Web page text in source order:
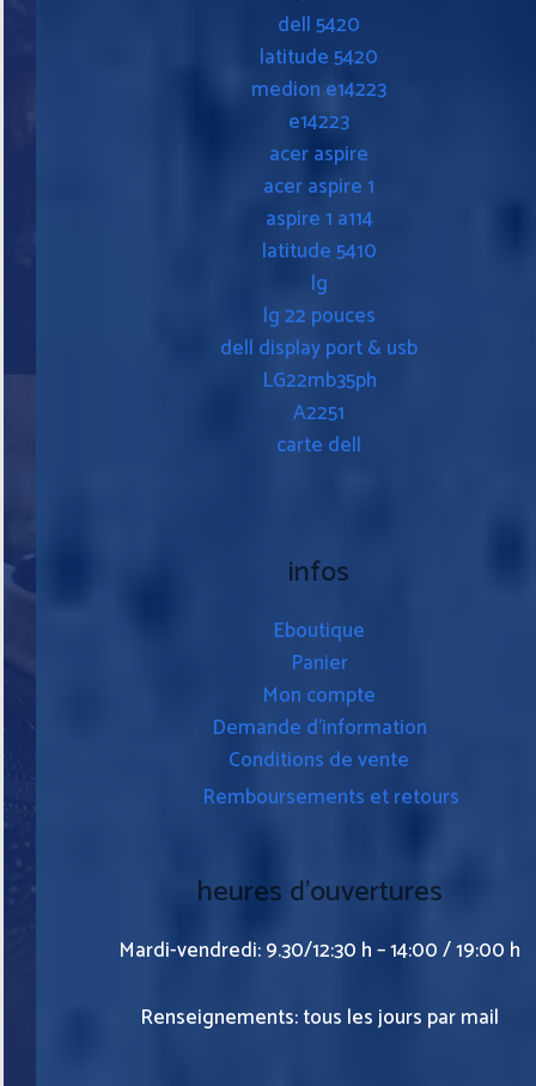
dell 5420
latitude 5420
medion e14223
e14223
acer aspire
acer aspire 1
aspire 1 a114
latitude 5410
lg
lg 22 pouces
dell display port & usb
LG22mb35ph
A2251
carte dell
infos
Eboutique
Panier
Mon compte
Demande d’information
Conditions de vente
Remboursements et retours
heures d’ouvertures
Mardi-vendredi: 9.30/12:30 h – 14:00 / 19:00 h
Renseignements: tous les jours par mail